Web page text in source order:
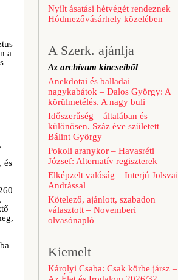
a
és
Nyílt ásatási hétvégét rendeznek
Hódmezővásárhely közelében
A Szerk. ajánlja
Az archívum kincseiből
Anekdotai és balladai
nagykabátok – Dalos György: A
körülmetélés. A nagy buli
Időszerűség – általában és
különösen. Száz éve született
Bálint György
Pokoli aranykor – Havasréti
József: Alternatív regiszterek
Elképzelt valóság – Interjú Jolsvai
Andrással
Kötelező, ajánlott, szabadon
választott – Novemberi
olvasónapló
Kiemelt
Károlyi Csaba: Csak körbe jársz –